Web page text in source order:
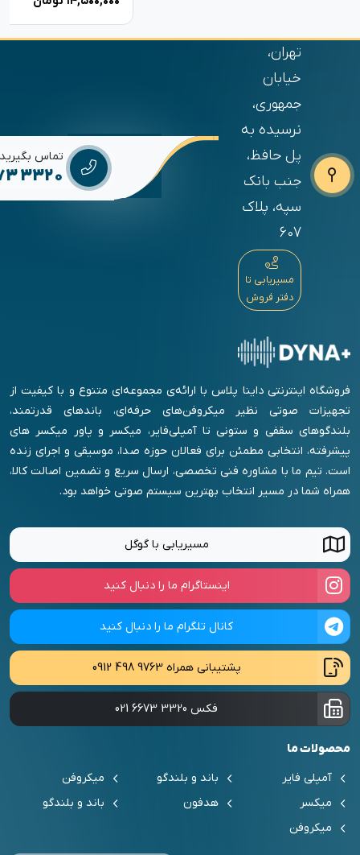
تهران،
خیابان
جمهوری،
نرسیده به
پل حافظ،
جنب بانک
سپه، پلاک
607
مسیریابی تا
دفتر فروش
تماس بگیرید
3320
فروشگاه اینترنتی داینا پلاس با ارائه‌ی مجموعه‌ای متنوع و با کیفیت از
تجهیزات صوتی نظیر میکروفن‌های حرفه‌ای، باندهای قدرتمند،
بلندگوهای سقفی و ستونی تا آمپلی‌فایر، میکسر و پاور میکسر های
پیشرفته، انتخابی مطمئن برای فعالان حوزه صدا، موسیقی و اجرای زنده
است. تیم ما با مشاوره فنی تخصصی، ارسال سریع و تضمین اصالت کالا،
همراه شما در مسیر انتخاب بهترین سیستم صوتی خواهد بود.
مسیریابی با گوگل
اینستاگرام ما را دنبال کنید
کانال تلگرام ما را دنبال کنید
پشتیبانی همراه0912 498 9763
فکس 021 6673 3320
محصولات ما
آمپلی فایر
باند و بلندگو
میکروفن
میکسر
هدفون
باند و بلندگو
میکروفن